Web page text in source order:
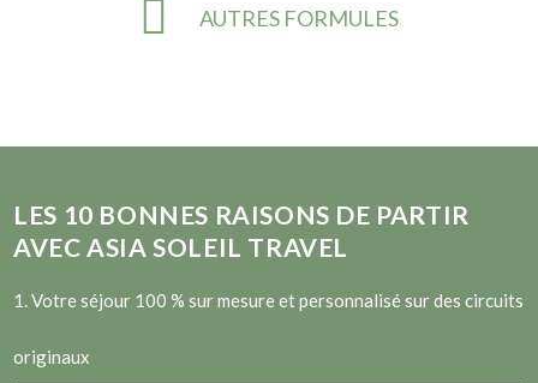
AUTRES FORMULES
LES 10 BONNES RAISONS DE PARTIR
AVEC ASIA SOLEIL TRAVEL
1. Votre séjour 100 % sur mesure et personnalisé sur des circuits
originaux